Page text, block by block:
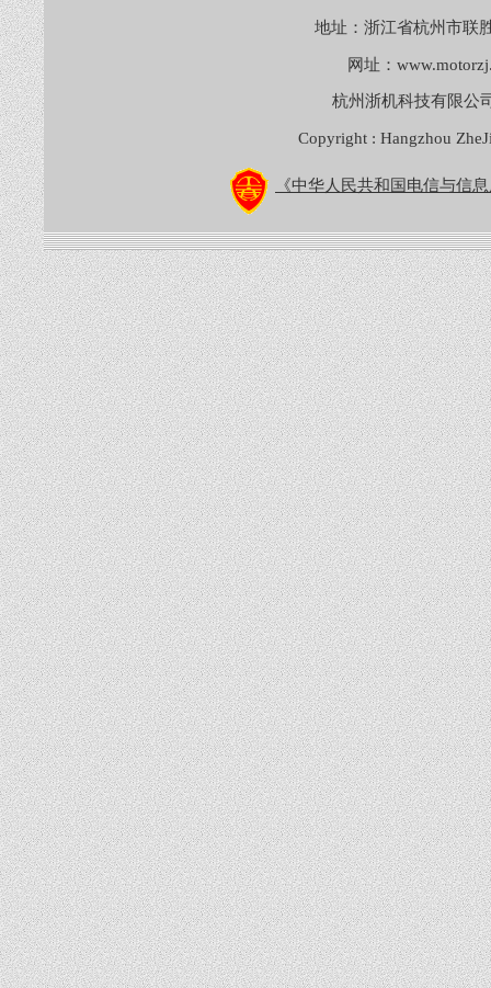
地址：浙江省杭州市联
网址：
杭州浙机科技有限
Copyright : Hangzhou
《中华人民共和国电信与信